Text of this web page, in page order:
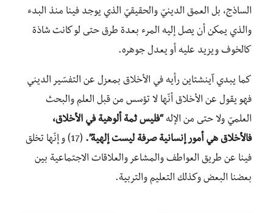
الساذج، بل العمق الدينيّ والحقيقيّ الذي يوجد فينا منذ البدء
والذي يمكن أن يصل إليه المرء بعدة طرق حتى لو كانت شاذة
كالخوف ويزيد عليه أو يعدل جوهره.
كما يبدي آينشتاين رأيه في الأخلاق بمعزل عن التفسّير الديني
فهو يقول عن الأخلاق أنّها لا تؤسس من قبل العلم والبحث
العلميّ ولا حتى من الإله “فليس ثمة ألوهية في الأخلاق،
فالأخلاق هي أمور إنسانية صرفة ليست إلهية”.
(17) و إنّها تخلق
فينا عن طريق العواطف والمشاعر والعلاقات الاجتماعية بين
بعضنا البعض وكذلك التعليم والتربية.